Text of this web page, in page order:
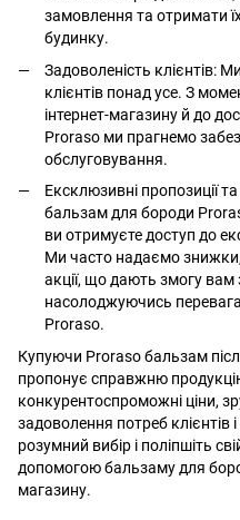
замовлення та отримати
будинку.
Задоволеність клієнтів:
клієнтів понад усе. З
інтернет-магазину й до
Proraso ми прагнемо
обслуговування.
Ексклюзивні пропозиції
бальзам для бороди
ви отримуєте доступ до
Ми часто надаємо знижки,
акції, що дають змогу
насолоджуючись
Proraso.
Купуючи Proraso бальзам
пропонує справжню
конкурентоспроможні ціни,
задоволення потреб клієнтів
розумний вибір і поліпшіть
допомогою бальзаму для
магазину.